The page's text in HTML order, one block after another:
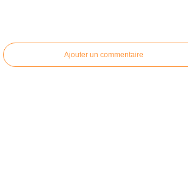
Ajouter un commentaire